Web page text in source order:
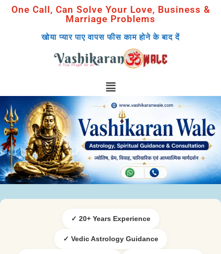
One Call, Can Solve Your Love, Business &
Marriage Problems
खोया प्यार पाए वापस फीस काम होने के बाद दें
✓ 20+ Years Experience
✓ Vedic Astrology Guidance